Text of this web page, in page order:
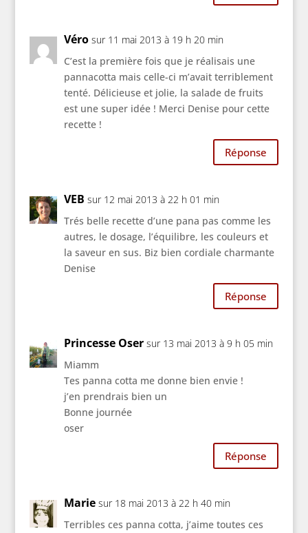
Véro sur 11 mai 2013 à 19 h 20 min
C’est la première fois que je réalisais une
pannacotta mais celle-ci m’avait terriblement
tenté. Délicieuse et jolie, la salade de fruits
est une super idée ! Merci Denise pour cette
recette !
Réponse
VEB sur 12 mai 2013 à 22 h 01 min
Trés belle recette d’une pana pas comme les
autres, le dosage, l’équilibre, les couleurs et
la saveur en sus. Biz bien cordiale charmante
Denise
Réponse
Princesse Oser sur 13 mai 2013 à 9 h 05 min
Miamm
Tes panna cotta me donne bien envie !
j’en prendrais bien un
Bonne journée
oser
Réponse
Marie sur 18 mai 2013 à 22 h 40 min
Terribles ces panna cotta, j’aime toutes ces